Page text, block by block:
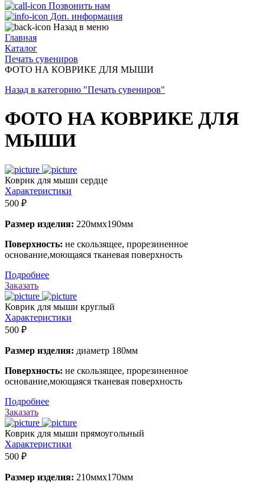
Позвонить нам
Доп. информация
Назад в меню
Главная
Каталог
Печать сувениров
ФОТО НА КОВРИКЕ ДЛЯ МЫШИ
Назад в категорию "Печать сувениров"
ФОТО НА КОВРИКЕ ДЛЯ
МЫШИ
Коврик для мыши сердце
Характеристики
500 ₽
Размер изделия: 220ммх190мм
Поверхность: не скользящее, прорезиненное
основание,моющаяся тканевая поверхность
Подробнее
Заказать
Коврик для мыши круглый
Характеристики
500 ₽
Размер изделия: диаметр 180мм
Поверхность: не скользящее, прорезиненное
основание,моющаяся тканевая поверхность
Подробнее
Заказать
Коврик для мыши прямоугольный
Характеристики
500 ₽
Размер изделия: 210ммх170мм